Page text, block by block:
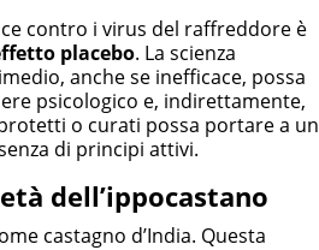
contro i virus del raffreddore è
placebo. La scienza
anche se inefficace, possa
psicologico e, indirettamente,
o curati possa portare a un
di principi attivi.
dell’ippocastano
castagno d’India. Questa